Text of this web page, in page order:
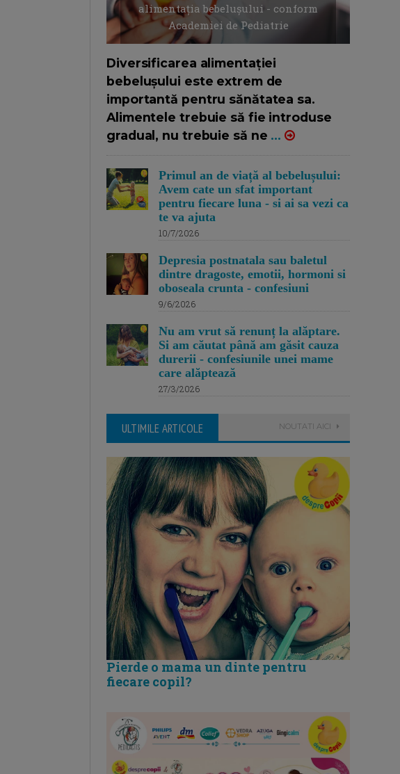
alimentația bebelușului - conform
Academiei de Pediatrie
Diversificarea alimentației
bebelușului este extrem de
importantă pentru sănătatea sa.
Alimentele trebuie să fie introduse
gradual, nu trebuie să ne ...
Primul an de viață al bebelușului:
Avem cate un sfat important
pentru fiecare luna - si ai sa vezi ca
te va ajuta
10/7/2026
Depresia postnatala sau baletul
dintre dragoste, emotii, hormoni si
oboseala crunta - confesiuni
9/6/2026
Nu am vrut să renunț la alăptare.
Si am căutat până am găsit cauza
durerii - confesiunile unei mame
care alăptează
27/3/2026
ULTIMILE ARTICOLE NOUTATI AICI
Pierde o mama un dinte pentru
fiecare copil?